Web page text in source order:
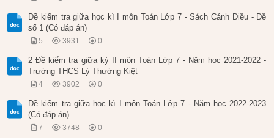
Đề kiểm tra giữa học kì I môn Toán Lớp 7 - Sách Cánh Diều - Đề
số 1 (Có đáp án)
5 3931 0
2 Đề kiểm tra giữa kỳ II môn Toán Lớp 7 - Năm học 2021-2022 -
Trường THCS Lý Thường Kiệt
4 3902 0
Đề kiểm tra giữa học kì I môn Toán Lớp 7 - Năm học 2022-2023
(Có đáp án)
7 3748 0